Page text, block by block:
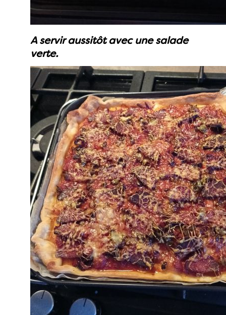
A servir aussitôt avec une salade
verte.